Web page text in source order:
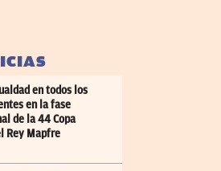
en todos los
en la fase
de la 44 Copa
Rey Mapfre